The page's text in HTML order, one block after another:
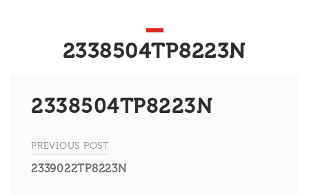
2338504TP8223N
2338504TP8223N
Navegación
PREVIOUS POST
2339022TP8223N